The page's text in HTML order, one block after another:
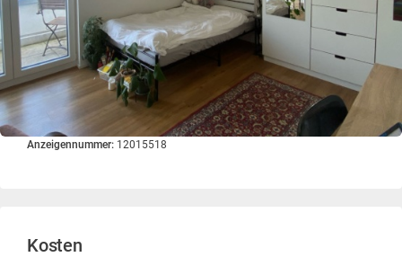
Anzeigennummer: 12015518
Kosten